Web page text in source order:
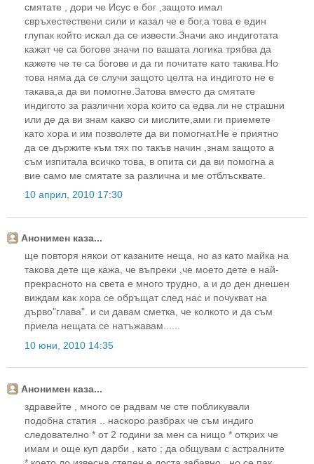
смятате , дори че Исус е бог ,защото имал
свръхестествени сили и казал че е бог,а това е един
глупак който искал да се извести.Значи ако индиготата
кажат че са богове значи по вашата логика трябва да
кажете че те са богове и да ги почитате като такива.Но
това няма да се случи защото целта на индигото не е
такава,а да ви помогне.Затова вместо да смятате
индигото за различни хора които са едва ли не страшни
или де да ви знам какво си мислите,ами ги приемете
като хора и им позволете да ви помогнат.Не е приятно
да се държите към тях по такъв начин ,знам защото а
съм изпитала всичко това, в опита си да ви помогна а
вие само ме смятате за различна и ме отблъсквате.
10 април, 2010 17:30
Анонимен каза...
ще повторя някои от казаните неща, но аз като майка на
такова дете ще кажа, че въпреки ,че моето дете е най-
прекрасното на света е много трудно, а и до ден днешен
виждам как хора се обръщат след нас и почукват на
дърво"глава". и си давам сметка, че колкото и да съм
приела нещата се натъжавам......
10 юни, 2010 14:35
Анонимен каза...
здравейте , много се радвам че сте побликували
подобна статия .. наскоро разбрах че съм индиго
следователно * от 2 години за мен са нищо * открих че
имам и още куп дарби , като ; да общувам с астралните